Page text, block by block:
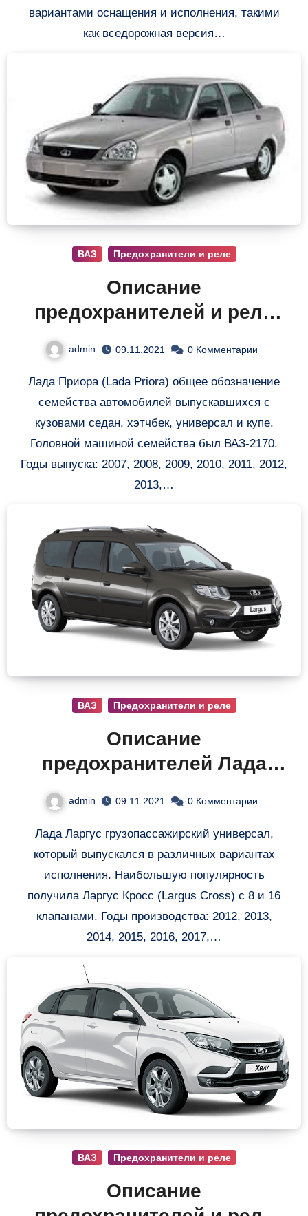
вариантами оснащения и исполнения, такими
как вседорожная версия…
ВАЗ Предохранители и реле
Описание
предохранителей и реле
admin 09.11.2021 0 Комментарии
Лада Приора (Lada Priora) общее обозначение
семейства автомобилей выпускавшихся с
кузовами седан, хэтчбек, универсал и купе.
Головной машиной семейства был ВАЗ-2170.
Годы выпуска: 2007, 2008, 2009, 2010, 2011, 2012,
2013,…
ВАЗ Предохранители и реле
Описание
предохранителей Лада
admin 09.11.2021 0 Комментарии
Лада Ларгус грузопассажирский универсал,
который выпускался в различных вариантах
исполнения. Наибольшую популярность
получила Ларгус Кросс (Largus Cross) с 8 и 16
клапанами. Годы производства: 2012, 2013,
2014, 2015, 2016, 2017,…
ВАЗ Предохранители и реле
Описание